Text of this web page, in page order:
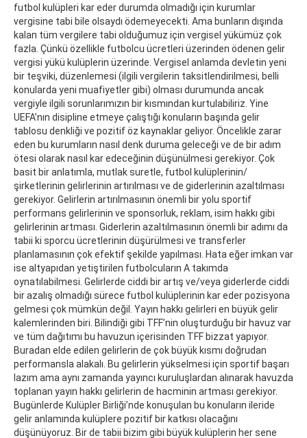
futbol kulüpleri kar eder durumda olmadığı için kurumlar
vergisine tabi bile olsaydı ödemeyecekti. Ama bunların dışında
kalan tüm vergilere tabi olduğumuz için vergisel yükümüz çok
fazla. Çünkü özellikle futbolcu ücretleri üzerinden ödenen gelir
vergisi yükü kulüplerin üzerinde. Vergisel anlamda devletin yeni
bir teşviki, düzenlemesi (ilgili vergilerin taksitlendirilmesi, belli
konularda yeni muafiyetler gibi) olması durumunda ancak
vergiyle ilgili sorunlarımızın bir kısmından kurtulabiliriz. Yine
UEFA’nın disipline etmeye çalıştığı konuların başında gelir
tablosu denkliği ve pozitif öz kaynaklar geliyor. Öncelikle zarar
eden bu kurumların nasıl denk duruma geleceği ve de bir adım
ötesi olarak nasıl kar edeceğinin düşünülmesi gerekiyor. Çok
basit bir anlatımla, mutlak suretle, futbol kulüplerinin/
şirketlerinin gelirlerinin artırılması ve de giderlerinin azaltılması
gerekiyor. Gelirlerin artırılmasının önemli bir yolu sportif
performans gelirlerinin ve sponsorluk, reklam, isim hakkı gibi
gelirlerinin artması. Giderlerin azaltılmasının önemli bir adımı da
tabii ki sporcu ücretlerinin düşürülmesi ve transferler
planlamasının çok efektif şekilde yapılması. Hata eğer imkan var
ise altyapıdan yetiştirilen futbolcuların A takımda
oynatılabilmesi. Gelirlerde ciddi bir artış ve/veya giderlerde ciddi
bir azalış olmadığı sürece futbol kulüplerinin kar eder pozisyona
gelmesi çok mümkün değil. Yayın hakkı gelirleri en büyük gelir
kalemlerinden biri. Bilindiği gibi TFF’nin oluşturduğu bir havuz var
ve tüm dağıtımı bu havuzun içerisinden TFF bizzat yapıyor.
Buradan elde edilen gelirlerin de çok büyük kısmı doğrudan
performansla alakalı. Bu gelirlerin yükselmesi için sportif başarı
lazım ama aynı zamanda yayıncı kuruluşlardan alınarak havuzda
toplanan yayın hakkı gelirlerin de hacminin artması gerekiyor.
Bugünlerde Kulüpler Birliği’nde konuşulan bu konuların ileride
gelir anlamında kulüplere pozitif bir katkısı olacağını
düşünüyoruz. Bir de tabii bizim gibi büyük kulüplerin her sene